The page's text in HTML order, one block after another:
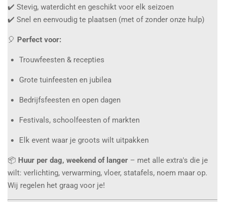
✔️ Stevig, waterdicht en geschikt voor elk seizoen
✔️ Snel en eenvoudig te plaatsen (met of zonder onze hulp)
🎈 Perfect voor:
Trouwfeesten & recepties
Grote tuinfeesten en jubilea
Bedrijfsfeesten en open dagen
Festivals, schoolfeesten of markten
Elk event waar je groots wilt uitpakken
📦 Huur per dag, weekend of langer – met alle extra's die je
wilt: verlichting, verwarming, vloer, statafels, noem maar op.
Wij regelen het graag voor je!